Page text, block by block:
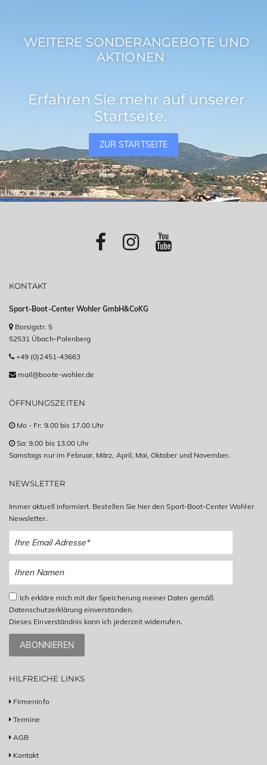
WEITERE SONDERANGEBOTE UND
AKTIONEN
Erfahren Sie mehr auf unserer
Startseite.
ZUR STARTSEITE
KONTAKT
Sport-Boot-Center Wohler GmbH&CoKG
Borsigstr. 5
52531 Übach-Palenberg
+49 (0)2451-43663
mail@boote-wohler.de
ÖFFNUNGSZEITEN
Mo - Fr: 9.00 bis 17.00 Uhr
Sa: 9.00 bis 13.00 Uhr
Samstags nur im Februar, März, April, Mai, Oktober und November.
NEWSLETTER
Immer aktuell informiert. Bestellen Sie hier den Sport-Boot-Center Wohler
Newsletter.
Ich erkläre mich mit der Speicherung meiner Daten gemäß
Datenschutzerklärung einverstanden.
Dieses Einverständnis kann ich jederzeit widerrufen.
ABONNIEREN
HILFREICHE LINKS
Firmeninfo
Termine
AGB
Kontakt